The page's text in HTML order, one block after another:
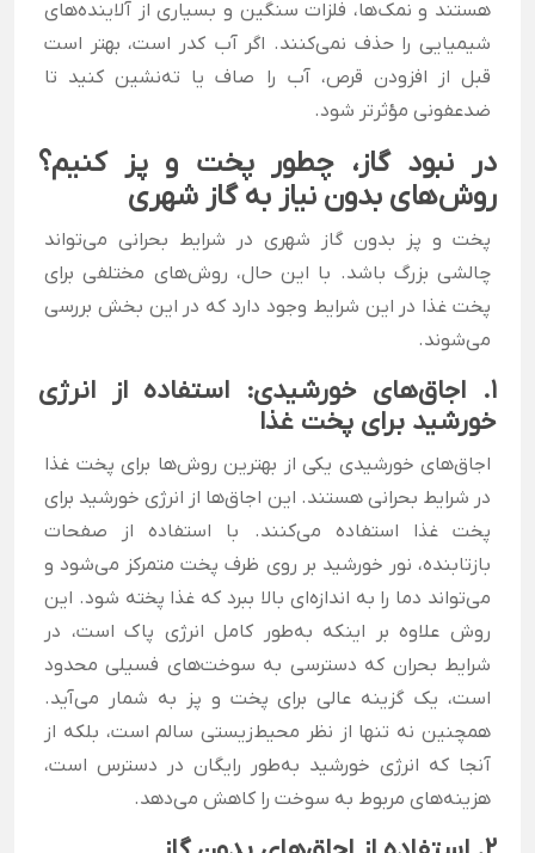
هستند و نمک‌ها، فلزات سنگین و بسیاری از آلاینده‌های
شیمیایی را حذف نمی‌کنند. اگر آب کدر است، بهتر است
قبل از افزودن قرص، آب را صاف یا ته‌نشین کنید تا
ضدعفونی مؤثرتر شود.
در نبود گاز، چطور پخت و پز کنیم؟
روش‌های بدون نیاز به گاز شهری
پخت و پز بدون گاز شهری در شرایط بحرانی می‌تواند
چالشی بزرگ باشد. با این حال، روش‌های مختلفی برای
پخت غذا در این شرایط وجود دارد که در این بخش بررسی
می‌شوند.
1. اجاق‌های خورشیدی: استفاده از انرژی
خورشید برای پخت غذا
اجاق‌های خورشیدی یکی از بهترین روش‌ها برای پخت غذا
در شرایط بحرانی هستند. این اجاق‌ها از انرژی خورشید برای
پخت غذا استفاده می‌کنند. با استفاده از صفحات
بازتابنده، نور خورشید بر روی ظرف پخت متمرکز می‌شود و
می‌تواند دما را به اندازه‌ای بالا ببرد که غذا پخته شود. این
روش علاوه بر اینکه به‌طور کامل انرژی پاک است، در
شرایط بحران که دسترسی به سوخت‌های فسیلی محدود
است، یک گزینه عالی برای پخت و پز به شمار می‌آید.
همچنین نه تنها از نظر محیط‌زیستی سالم است، بلکه از
آنجا که انرژی خورشید به‌طور رایگان در دسترس است،
هزینه‌های مربوط به سوخت را کاهش می‌دهد.